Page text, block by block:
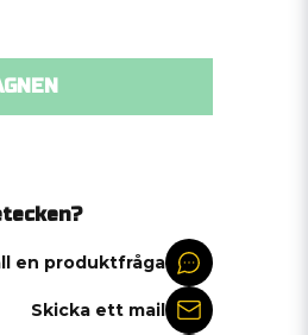
en produktfråga
Skicka ett mail